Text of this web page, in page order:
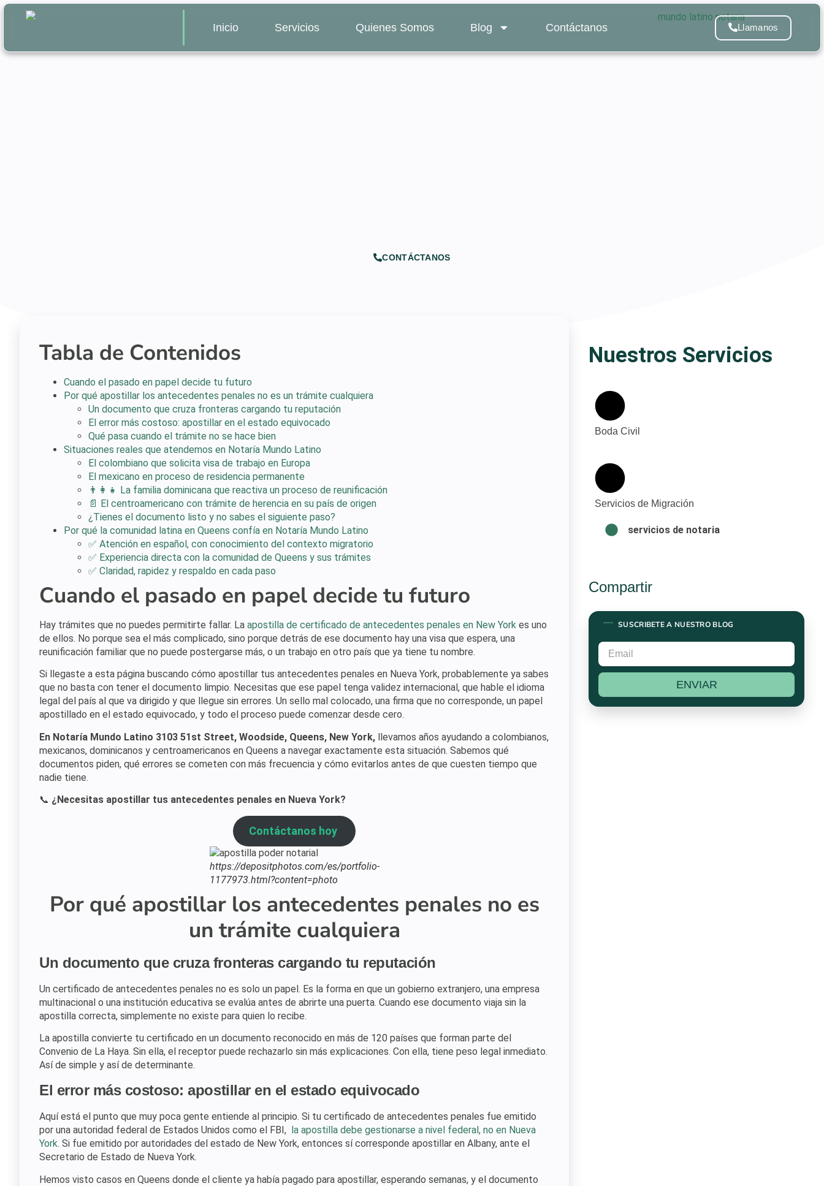
Inicio Servicios Quienes Somos Blog Contáctanos Llamanos
CONTÁCTANOS
Tabla de Contenidos
Cuando el pasado en papel decide tu futuro
Por qué apostillar los antecedentes penales no es un trámite cualquiera
Un documento que cruza fronteras cargando tu reputación
El error más costoso: apostillar en el estado equivocado
Qué pasa cuando el trámite no se hace bien
Situaciones reales que atendemos en Notaría Mundo Latino
El colombiano que solicita visa de trabajo en Europa
El mexicano en proceso de residencia permanente
👨‍👩‍👧 La familia dominicana que reactiva un proceso de reunificación
📄 El centroamericano con trámite de herencia en su país de origen
¿Tienes el documento listo y no sabes el siguiente paso?
Por qué la comunidad latina en Queens confía en Notaría Mundo Latino
✅ Atención en español, con conocimiento del contexto migratorio
✅ Experiencia directa con la comunidad de Queens y sus trámites
✅ Claridad, rapidez y respaldo en cada paso
Cuando el pasado en papel decide tu futuro
Hay trámites que no puedes permitirte fallar. La apostilla de certificado de antecedentes penales en New York es uno
de ellos. No porque sea el más complicado, sino porque detrás de ese documento hay una visa que espera, una
reunificación familiar que no puede postergarse más, o un trabajo en otro país que ya tiene tu nombre.
Si llegaste a esta página buscando cómo apostillar tus antecedentes penales en Nueva York, probablemente ya sabes
que no basta con tener el documento limpio. Necesitas que ese papel tenga validez internacional, que hable el idioma
legal del país al que va dirigido y que llegue sin errores. Un sello mal colocado, una firma que no corresponde, un papel
apostillado en el estado equivocado, y todo el proceso puede comenzar desde cero.
En Notaría Mundo Latino 3103 51st Street, Woodside, Queens, New York, llevamos años ayudando a colombianos,
mexicanos, dominicanos y centroamericanos en Queens a navegar exactamente esta situación. Sabemos qué
documentos piden, qué errores se cometen con más frecuencia y cómo evitarlos antes de que cuesten tiempo que
nadie tiene.
📞 ¿Necesitas apostillar tus antecedentes penales en Nueva York?
Contáctanos hoy
https://depositphotos.com/es/portfolio-
1177973.html?content=photo
Por qué apostillar los antecedentes penales no es
un trámite cualquiera
Un documento que cruza fronteras cargando tu reputación
Un certificado de antecedentes penales no es solo un papel. Es la forma en que un gobierno extranjero, una empresa
multinacional o una institución educativa se evalúa antes de abrirte una puerta. Cuando ese documento viaja sin la
apostilla correcta, simplemente no existe para quien lo recibe.
La apostilla convierte tu certificado en un documento reconocido en más de 120 países que forman parte del
Convenio de La Haya. Sin ella, el receptor puede rechazarlo sin más explicaciones. Con ella, tiene peso legal inmediato.
Así de simple y así de determinante.
El error más costoso: apostillar en el estado equivocado
Aquí está el punto que muy poca gente entiende al principio. Si tu certificado de antecedentes penales fue emitido
por una autoridad federal de Estados Unidos como el FBI,
la apostilla debe gestionarse a nivel federal, no en Nueva
York. Si fue emitido por autoridades del estado de New York, entonces sí corresponde apostillar en Albany, ante el
Secretario de Estado de Nueva York.
Hemos visto casos en Queens donde el cliente ya había pagado para apostillar, esperando semanas, y el documento
Nuestros Servicios
Boda Civil
Servicios de Migración
servicios de notaria
Compartir
SUSCRIBETE A NUESTRO BLOG
ENVIAR